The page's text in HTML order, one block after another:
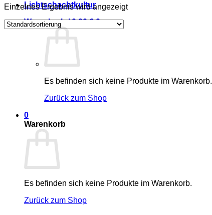
Lichtschachtkultur
Warenkorb /0,00€ 0
Es befinden sich keine Produkte im Warenkorb.
Zurück zum Shop
0
Warenkorb
Es befinden sich keine Produkte im Warenkorb.
Zurück zum Shop
Einzelnes Ergebnis wird angezeigt